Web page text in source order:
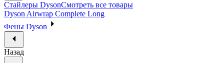
Стайлеры DysonСмотреть все товары
Dyson Airwrap Complete Long
Фены Dyson
Назад